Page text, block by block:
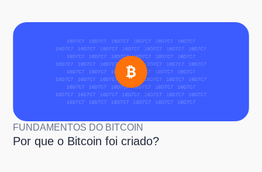
FUNDAMENTOS DO BITCOIN
Por que o Bitcoin foi criado?